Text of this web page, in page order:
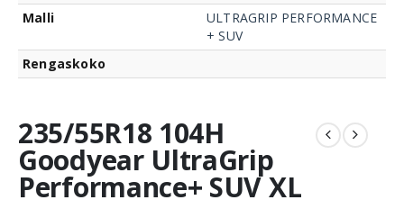
Malli
ULTRAGRIP PERFORMANCE
+ SUV
Rengaskoko
235/55R18 104H
Goodyear UltraGrip
Performance+ SUV XL